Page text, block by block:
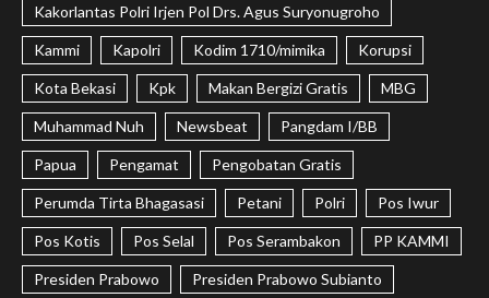
Kakorlantas Polri Irjen Pol Drs. Agus Suryonugroho
Kammi Kapolri Kodim 1710/mimika Korupsi
Kota Bekasi Kpk Makan Bergizi Gratis MBG
Muhammad Nuh Newsbeat Pangdam I/BB
Papua Pengamat Pengobatan Gratis
Perumda Tirta Bhagasasi Petani Polri Pos Iwur
Pos Kotis Pos Selal Pos Serambakon PP KAMMI
Presiden Prabowo Presiden Prabowo Subianto